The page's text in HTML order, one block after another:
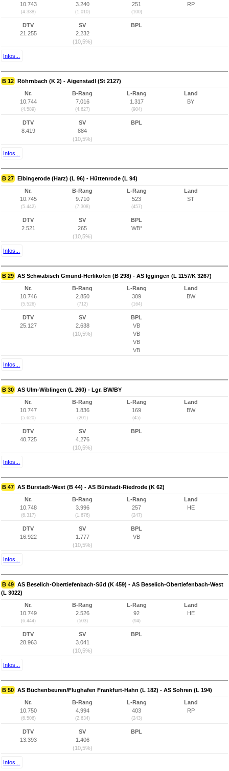
10.743
(4.338)
3.240
(1.010)
251
(100)
RP
DTV
21.255
SV
2.232
(10,5%)
BPL
Infos...
B 12 Röhrnbach (K 2) - Aigenstadl (St 2127)
Nr.
10.744
(4.589)
B-Rang
7.016
(4.627)
L-Rang
1.317
(904)
Land
BY
DTV
8.419
SV
884
(10,5%)
BPL
Infos...
B 27 Elbingerode (Harz) (L 96) - Hüttenrode (L 94)
Nr.
10.745
(5.442)
B-Rang
9.710
(7.308)
L-Rang
523
(457)
Land
ST
DTV
2.521
SV
265
(10,5%)
BPL
WB*
Infos...
B 29 AS Schwäbisch Gmünd-Herlikofen (B 298) - AS Iggingen (L 1157/K 3267)
Nr.
10.746
(5.526)
B-Rang
2.850
(712)
L-Rang
309
(164)
Land
BW
DTV
25.127
SV
2.638
(10,5%)
BPL
VB
VB
VB
VB
Infos...
B 30 AS Ulm-Wiblingen (L 260) - Lgr. BW/BY
Nr.
10.747
(5.620)
B-Rang
1.836
(201)
L-Rang
169
(45)
Land
BW
DTV
40.725
SV
4.276
(10,5%)
BPL
Infos...
B 47 AS Bürstadt-West (B 44) - AS Bürstadt-Riedrode (K 62)
Nr.
10.748
(6.317)
B-Rang
3.996
(1.676)
L-Rang
257
(247)
Land
HE
DTV
16.922
SV
1.777
(10,5%)
BPL
VB
Infos...
B 49 AS Beselich-Obertiefenbach-Süd (K 459) - AS Beselich-Obertiefenbach-West
(L 3022)
Nr.
10.749
(6.444)
B-Rang
2.526
(503)
L-Rang
92
(94)
Land
HE
DTV
28.963
SV
3.041
(10,5%)
BPL
Infos...
B 50 AS Büchenbeuren/Flughafen Frankfurt-Hahn (L 182) - AS Sohren (L 194)
Nr.
10.750
(6.506)
B-Rang
4.994
(2.634)
L-Rang
403
(243)
Land
RP
DTV
13.393
SV
1.406
(10,5%)
BPL
Infos...